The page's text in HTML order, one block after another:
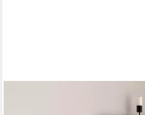
Wandregal FB95877 Hängeregal